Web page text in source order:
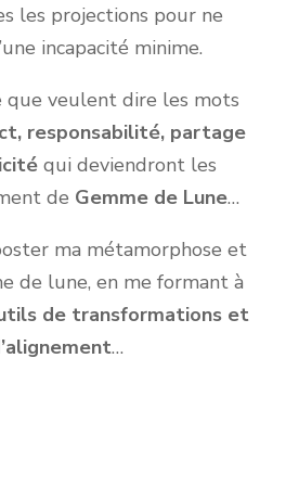
les projections pour ne
incapacité minime.
que veulent dire les mots
responsabilité, partage
qui deviendront les
de Gemme de Lune…
ma métamorphose et
de lune, en me formant à
de transformations et
…